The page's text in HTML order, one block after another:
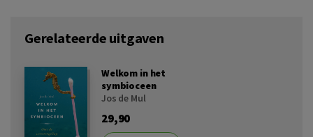
Gerelateerde uitgaven
Welkom in het
symbioceen
Jos de Mul
29,90